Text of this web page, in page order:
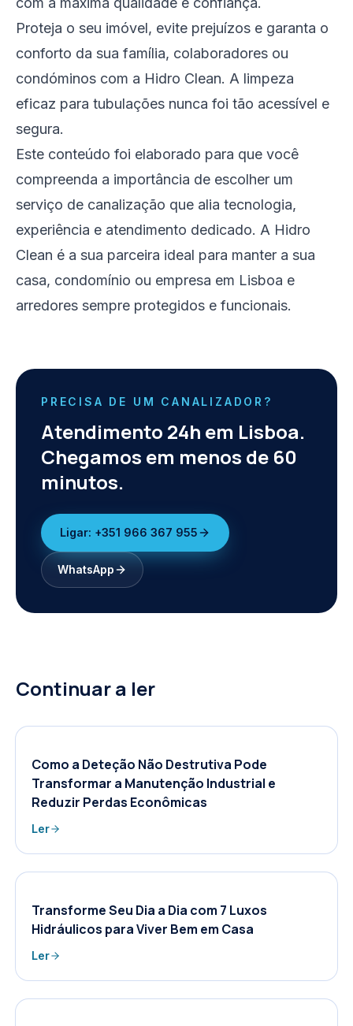
Proteja o seu imóvel, evite prejuízos e garanta o
conforto da sua família, colaboradores ou
condóminos com a Hidro Clean. A limpeza
eficaz para tubulações nunca foi tão acessível e
segura.
Este conteúdo foi elaborado para que você
compreenda a importância de escolher um
serviço de canalização que alia tecnologia,
experiência e atendimento dedicado. A Hidro
Clean é a sua parceira ideal para manter a sua
casa, condomínio ou empresa em Lisboa e
arredores sempre protegidos e funcionais.
PRECISA DE UM CANALIZADOR?
Atendimento 24h em Lisboa.
Chegamos em menos de 60
minutos.
Ligar: +351 966 367 955
WhatsApp
Continuar a ler
Como a Deteção Não Destrutiva Pode
Transformar a Manutenção Industrial e
Reduzir Perdas Econômicas
Ler
Transforme Seu Dia a Dia com 7 Luxos
Hidráulicos para Viver Bem em Casa
Ler